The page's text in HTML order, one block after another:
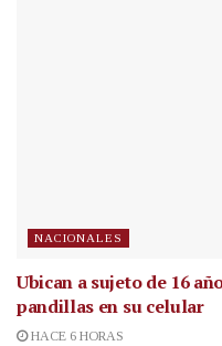
NACIONALES
Ubican a sujeto de 16
pandillas en su celular
HACE 6 HORAS